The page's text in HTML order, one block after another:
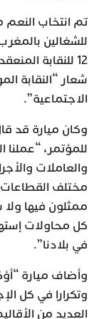
تم انتخاب النعم
للشغالين
شعار “النقابة
الاجتماعية”.
وكان ميارة قد
للمؤتمر، “عملنا
والعاملات
مختلف
ممثلون فيها
كل محاولات
في بلادنا”.
وأضاف ميارة
وتكرارا في كل
العديد من